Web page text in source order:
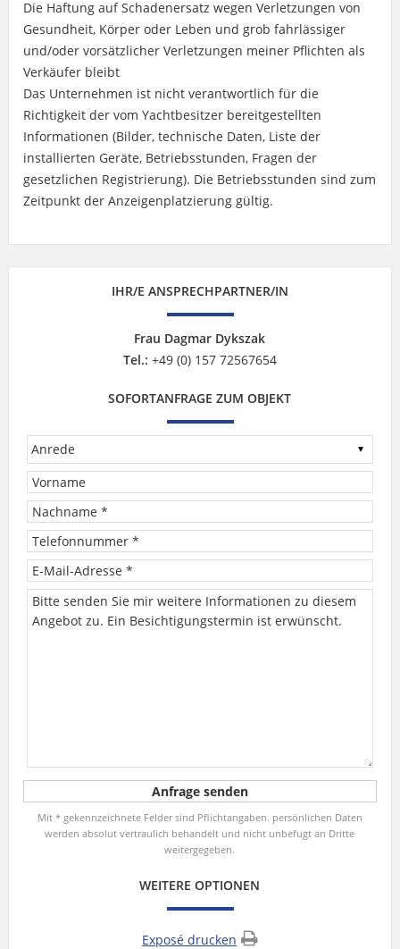
Die Haftung auf Schadenersatz wegen Verletzungen von
Gesundheit, Körper oder Leben und grob fahrlässiger
und/oder vorsätzlicher Verletzungen meiner Pflichten als
Verkäufer bleibt
Das Unternehmen ist nicht verantwortlich für die
Richtigkeit der vom Yachtbesitzer bereitgestellten
Informationen (Bilder, technische Daten, Liste der
installierten Geräte, Betriebsstunden, Fragen der
gesetzlichen Registrierung). Die Betriebsstunden sind zum
Zeitpunkt der Anzeigenplatzierung gültig.
IHR/E ANSPRECHPARTNER/IN
Frau Dagmar Dykszak
Tel.: +49 (0) 157 72567654
SOFORTANFRAGE ZUM OBJEKT
Mit * gekennzeichnete Felder sind Pflichtangaben. persönlichen Daten
werden absolut vertraulich behandelt und nicht unbefugt an Dritte
weitergegeben.
WEITERE OPTIONEN
Exposé drucken